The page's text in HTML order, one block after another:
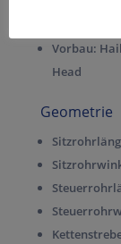
Vorbau:
Head
Geometrie